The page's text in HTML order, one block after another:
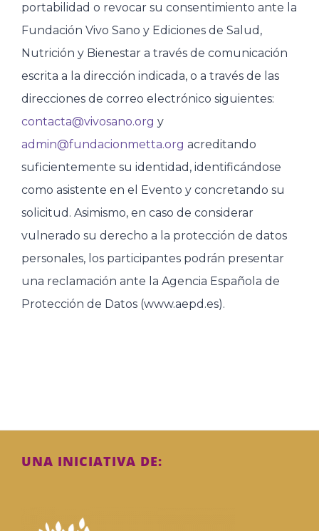
portabilidad o revocar su consentimiento ante la
Fundación Vivo Sano y Ediciones de Salud,
Nutrición y Bienestar a través de comunicación
escrita a la dirección indicada, o a través de las
direcciones de correo electrónico siguientes:
contacta@vivosano.org y
admin@fundacionmetta.org acreditando
suficientemente su identidad, identificándose
como asistente en el Evento y concretando su
solicitud. Asimismo, en caso de considerar
vulnerado su derecho a la protección de datos
personales, los participantes podrán presentar
una reclamación ante la Agencia Española de
Protección de Datos (www.aepd.es).
UNA INICIATIVA DE: